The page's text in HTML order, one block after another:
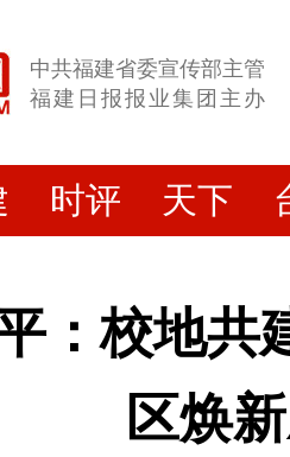
中共福建省委宣传部主管
福建日报报业集团主办
时评 天下
：校地共
区焕